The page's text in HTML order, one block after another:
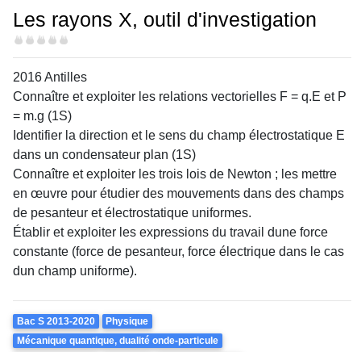
Les rayons X, outil d'investigation
Difficulté
2016 Antilles
Connaître et exploiter les relations vectorielles F = q.E et P
= m.g (1S)
Identifier la direction et le sens du champ électrostatique E
dans un condensateur plan (1S)
Connaître et exploiter les trois lois de Newton ; les mettre
en œuvre pour étudier des mouvements dans des champs
de pesanteur et électrostatique uniformes.
Établir et exploiter les expressions du travail dune force
constante (force de pesanteur, force électrique dans le cas
dun champ uniforme).
Theme
Bac S 2013-2020
Physique
Mécanique quantique, dualité onde-particule